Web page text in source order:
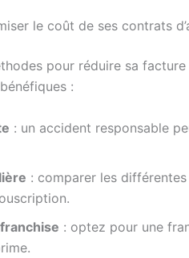
le coût de ses contrats
pour réduire sa facture
:
: un accident responsable
: comparer les
: optez pour une